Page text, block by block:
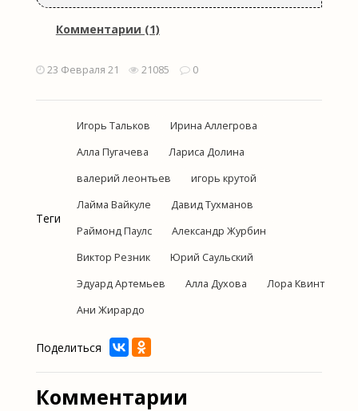
Комментарии (1)
23 Февраля 21 21085 0
Теги
Игорь Тальков
Ирина Аллегрова
Алла Пугачева
Лариса Долина
валерий леонтьев
игорь крутой
Лайма Вайкуле
Давид Тухманов
Раймонд Паулс
Александр Журбин
Виктор Резник
Юрий Саульский
Эдуард Артемьев
Алла Духова
Лора Квинт
Ани Жирардо
Поделиться
Комментарии